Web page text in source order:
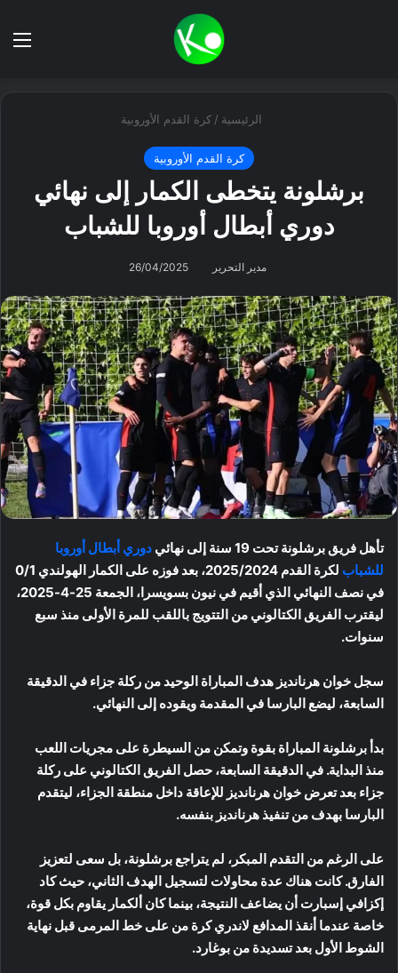
الرئيسية / كرة القدم الأوروبية
كرة القدم الأوروبية
برشلونة يتخطى الكمار إلى نهائي
دوري أبطال أوروبا للشباب
مدير التحرير 26/04/2025
تأهل فريق برشلونة تحت 19 سنة إلى نهائي
دوري أبطال أوروبا
للشباب
لكرة القدم 2025/2024، بعد فوزه على الكمار الهولندي 0/1
في نصف النهائي الذي أقيم في نيون بسويسرا، الجمعة 25-4-2025،
ليقترب الفريق الكتالوني من التتويج باللقب للمرة الأولى منذ سبع
سنوات.
سجل خوان هرنانديز هدف المباراة الوحيد من ركلة جزاء في الدقيقة
السابعة، ليضع البارسا في المقدمة ويقوده إلى النهائي.
بدأ برشلونة المباراة بقوة وتمكن من السيطرة على مجريات اللعب
منذ البداية. في الدقيقة السابعة، حصل الفريق الكتالوني على ركلة
جزاء بعد تعرض خوان هرنانديز للإعاقة داخل منطقة الجزاء، ليتقدم
البارسا بهدف من تنفيذ هرنانديز بنفسه.
على الرغم من التقدم المبكر، لم يتراجع برشلونة، بل سعى لتعزيز
الفارق. كانت هناك عدة محاولات لتسجيل الهدف الثاني، حيث كاد
إكزافي إسبارت أن يضاعف النتيجة، بينما كان ألكمار يقاوم بكل قوة،
خاصة عندما أنقذ المدافع لاندري كرة من على خط المرمى قبل نهاية
الشوط الأول بعد تسديدة من بوغارد.